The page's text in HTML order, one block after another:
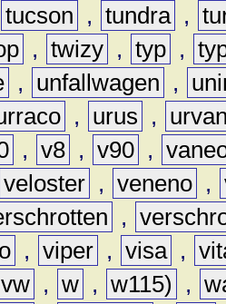
tucson , tundra ,
, twizy , typ ,
, unfallwagen ,
, urus ,
, v8 , v90 ,
veloster , veneno ,
,
, viper , visa ,
vw , w , w115) ,